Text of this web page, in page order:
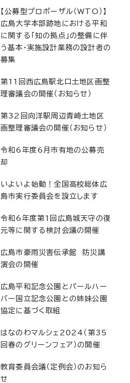
【公募型プロポーザル（WTO）】
広島大学本部跡地における平和
に関する「知の拠点」の整備に伴
う基本・実施設計業務の設計者の
募集
第11回西広島駅北口土地区画整
理審議会の開催（お知らせ）
第32回向洋駅周辺青崎土地区
画整理審議会の開催（お知らせ）
令和6年度6月市有地の公募売
却
いよいよ始動！全国高校総体広
島市実行委員会を設立します
令和6年度第1回広島城天守の復
元等に関する検討会議の開催
広島市豪雨災害伝承館 防災講
演会の開催
広島平和記念公園とパールハー
バー国立記念公園との姉妹公園
協定に基づく取組
はなのわマルシェ2024（第35
回春のグリーンフェア）の開催
教育委員会議（定例会）のお知ら
せ